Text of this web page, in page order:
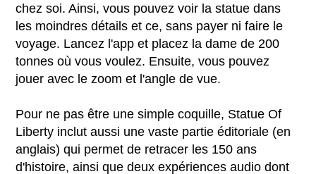
chez soi. Ainsi, vous pouvez voir la statue dans
les moindres détails et ce, sans payer ni faire le
voyage. Lancez l'app et placez la dame de 200
tonnes où vous voulez. Ensuite, vous pouvez
jouer avec le zoom et l'angle de vue.
Pour ne pas être une simple coquille, Statue Of
Liberty inclut aussi une vaste partie éditoriale (en
anglais) qui permet de retracer les 150 ans
d'histoire, ainsi que deux expériences audio dont